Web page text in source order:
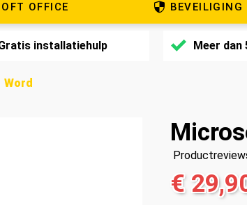
OFFICE BEVEILIGING
installatiehulp Meer
Word
€